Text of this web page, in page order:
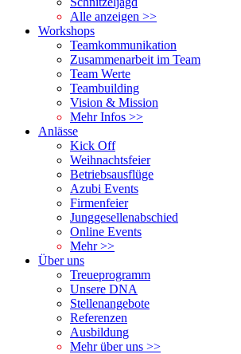
Alle anzeigen >>
Workshops
Teamkommunikation
Zusammenarbeit im Team
Team Werte
Teambuilding
Vision & Mission
Mehr Infos >>
Anlässe
Kick Off
Weihnachtsfeier
Betriebsausflüge
Azubi Events
Firmenfeier
Junggesellenabschied
Online Events
Mehr >>
Über uns
Treueprogramm
Unsere DNA
Stellenangebote
Referenzen
Ausbildung
Mehr über uns >>